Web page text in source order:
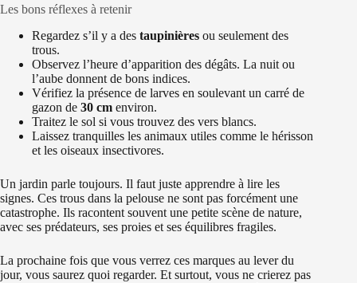
Les bons réflexes à retenir
Regardez s’il y a des taupinières ou seulement des
trous.
Observez l’heure d’apparition des dégâts. La nuit ou
l’aube donnent de bons indices.
Vérifiez la présence de larves en soulevant un carré de
gazon de 30 cm environ.
Traitez le sol si vous trouvez des vers blancs.
Laissez tranquilles les animaux utiles comme le hérisson
et les oiseaux insectivores.
Un jardin parle toujours. Il faut juste apprendre à lire les
signes. Ces trous dans la pelouse ne sont pas forcément une
catastrophe. Ils racontent souvent une petite scène de nature,
avec ses prédateurs, ses proies et ses équilibres fragiles.
La prochaine fois que vous verrez ces marques au lever du
jour, vous saurez quoi regarder. Et surtout, vous ne crierez pas